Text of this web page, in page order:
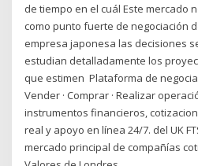
de tiempo en el cuál Este mercado
como punto fuerte de negociación
empresa japonesa las decisiones
estudian detalladamente los
que estimen Plataforma de
Vender · Comprar · Realizar
instrumentos financieros,
real y apoyo en línea 24/7. del UK
mercado principal de compañías